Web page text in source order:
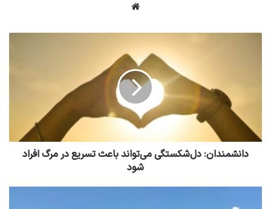
دانشمندان: دل‌شکستگی می‌تواند باعث تسریع در مرگ افراد
شود